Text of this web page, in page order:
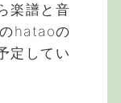
楽譜と音
hataoの
定してい